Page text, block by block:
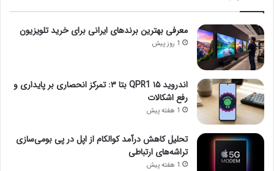
معرفی بهترین برندهای ایرانی برای خرید تلویزیون
1 روز پیش
اندروید ۱۵ QPR1 بتا ۳: تمرکز انحصاری بر پایداری و
رفع اشکالات
1 هفته پیش
تحلیل کاهش درآمد کوالکام از اپل در پی بومی‌سازی
تراشه‌های ارتباطی
1 هفته پیش